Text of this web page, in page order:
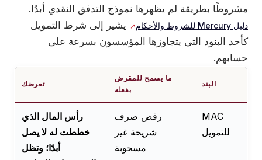
مشروطًا بطريقة لم يظهرها نموذج التدفق النقدي أبدًا.
دليل Mercury للشروط والأحكام
يشير إلى شرط التمويل
كأحد البنود التي يتجاوزها المؤسسون بسرعة على
حسابهم.
البند
ما يسمح للمقرض
بفعله
تعرضك
MAC
للتمويل
رفض صرف
شريحة غير
مسحوبة
رأس المال الذي
خططت له لا يصل
أبدًا؛ وتظل